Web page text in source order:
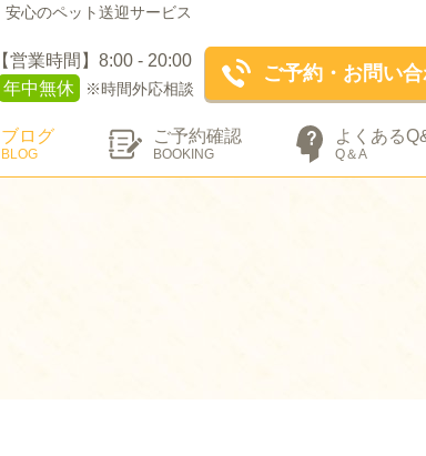
安心のペット送迎サービス
【営業時間】8:00 - 20:00
年中無休
※時間外応相談
ご予約・お問い
ブログ
BLOG
ご予約確認
BOOKING
よくある
Q＆A